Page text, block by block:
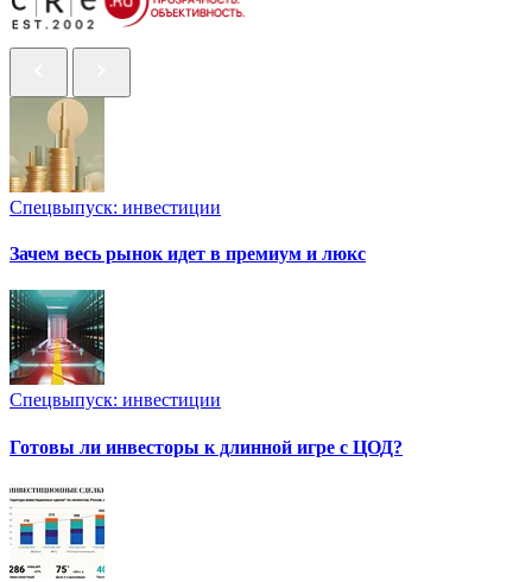
Спецвыпуск: инвестиции
Зачем весь рынок идет в премиум и люкс
Спецвыпуск: инвестиции
Готовы ли инвесторы к длинной игре с ЦОД?